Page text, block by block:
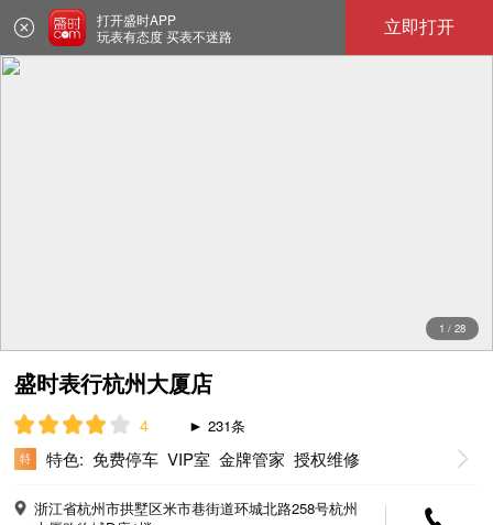
1 / 28
盛时表行杭州大厦店
4 231条
特色: 免费停车 VIP室 金牌管家 授权维修
浙江省杭州市拱墅区米市巷街道环城北路258号杭州